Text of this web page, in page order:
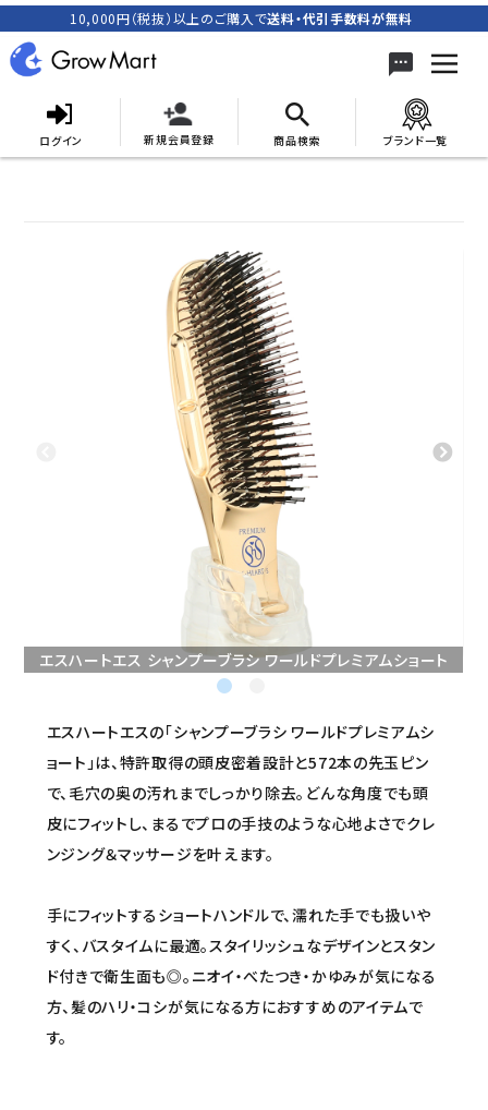
10,000円（税抜）以上のご購入で送料・代引手数料が無料
ログイン 新規会員登録 商品検索 ブランド一覧
person 新規会員登録
プライバシーポリシー
特定商取引法について
お問い合わせ
エスハートエス シャンプーブラシ ワールドプレミアムショート
エスハートエスの「シャンプーブラシ ワールドプレミアムシ
ョート」は、特許取得の頭皮密着設計と572本の先玉ピン
で、毛穴の奥の汚れまでしっかり除去。どんな角度でも頭
皮にフィットし、まるでプロの手技のような心地よさでクレ
ンジング＆マッサージを叶えます。
手にフィットするショートハンドルで、濡れた手でも扱いや
すく、バスタイムに最適。スタイリッシュなデザインとスタン
ド付きで衛生面も◎。ニオイ・べたつき・かゆみが気になる
方、髪のハリ・コシが気になる方におすすめのアイテムで
す。